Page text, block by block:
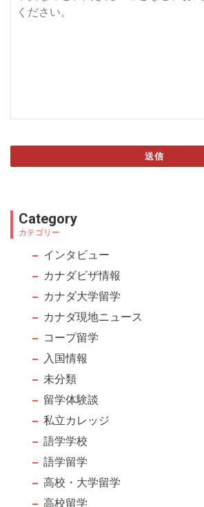
送信
field
should
Category
カテゴリー
インタビュー
カナダビザ情報
カナダ大学留学
カナダ現地ニュース
コープ留学
入国情報
未分類
留学体験談
私立カレッジ
語学学校
語学留学
高校・大学留学
高校留学